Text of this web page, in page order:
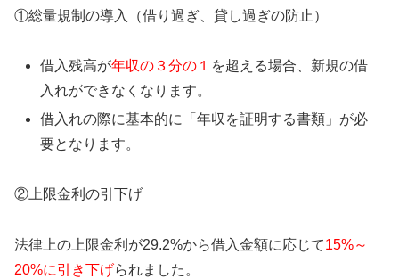
①総量規制の導入（借り過ぎ、貸し過ぎの防止）
借入残高が年収の３分の１ を超える場合、新規の借
入れができなくなります。
借入れの際に基本的に「年収を証明する書類」が必
要となります。
②上限金利の引下げ
法律上の上限金利が29.2%から借入金額に応じて15%～
20%に引き下げられました。